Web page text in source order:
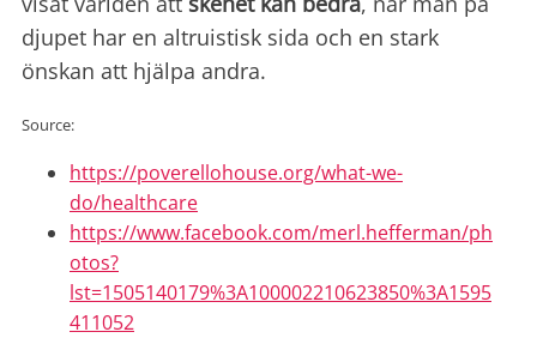
djupet har en altruistisk sida och en stark
önskan att hjälpa andra.
Source:
https://poverellohouse.org/what-we-
do/healthcare
https://www.facebook.com/merl.hefferman/ph
otos?
lst=1505140179%3A100002210623850%3A1595
411052